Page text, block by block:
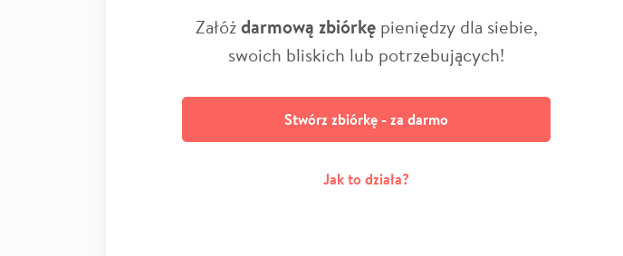
Załóżdarmową zbiórkępieniędzy dla siebie,
swoich bliskich lub potrzebujących!
Stwórz zbiórkę - za darmo
Jak to działa?